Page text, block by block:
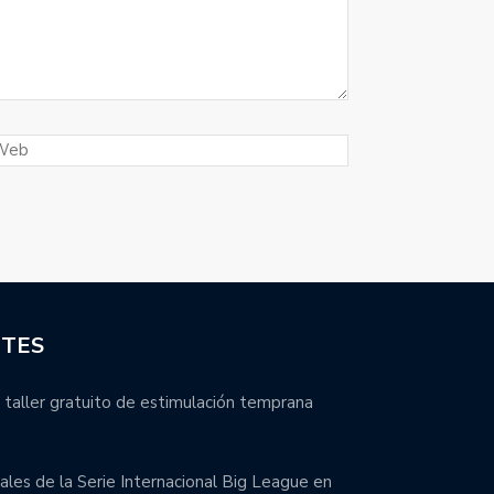
taller gratuito de estimulación temprana
de la Serie Internacional Big League en